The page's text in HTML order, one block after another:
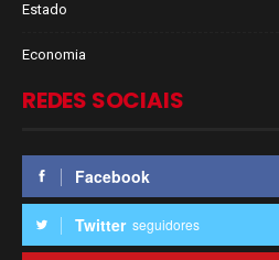
Estado
Economia
REDES SOCIAIS
Facebook
Twitter seguidores